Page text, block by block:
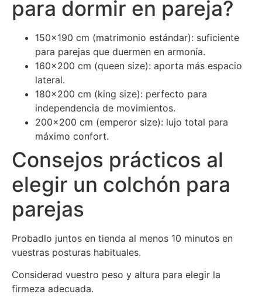
para dormir en pareja?
150×190 cm (matrimonio estándar): suficiente
para parejas que duermen en armonía.
160×200 cm (queen size): aporta más espacio
lateral.
180×200 cm (king size): perfecto para
independencia de movimientos.
200×200 cm (emperor size): lujo total para
máximo confort.
Consejos prácticos al
elegir un colchón para
parejas
Probadlo juntos en tienda al menos 10 minutos en
vuestras posturas habituales.
Considerad vuestro peso y altura para elegir la
firmeza adecuada.